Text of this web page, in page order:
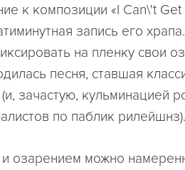
к композиции «I Can\'t
запись его
на пленку свои
песня, ставшая
зачастую, кульминацией
по паблик рилейшнз).
озарением можно